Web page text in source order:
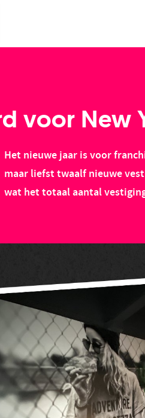
voor New
Het nieuwe jaar is voor
maar liefst twaalf nieuwe
wat het totaal aantal